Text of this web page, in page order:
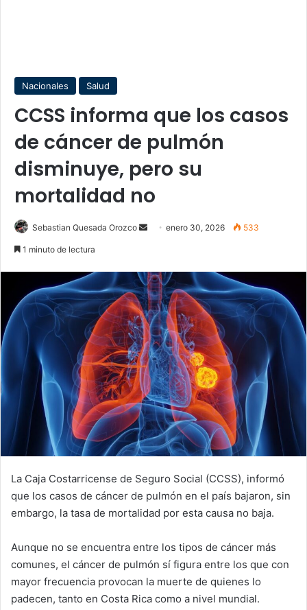
Nacionales Salud
CCSS informa que los casos
de cáncer de pulmón
disminuye, pero su
mortalidad no
Sebastian Quesada Orozco
Sendenero 30, 2026 533
1 minuto de lectura
La Caja Costarricense de Seguro Social (CCSS), informó
que los casos de cáncer de pulmón en el país bajaron, sin
embargo, la tasa de mortalidad por esta causa no baja.
Aunque no se encuentra entre los tipos de cáncer más
comunes, el cáncer de pulmón sí figura entre los que con
mayor frecuencia provocan la muerte de quienes lo
padecen, tanto en Costa Rica como a nivel mundial.